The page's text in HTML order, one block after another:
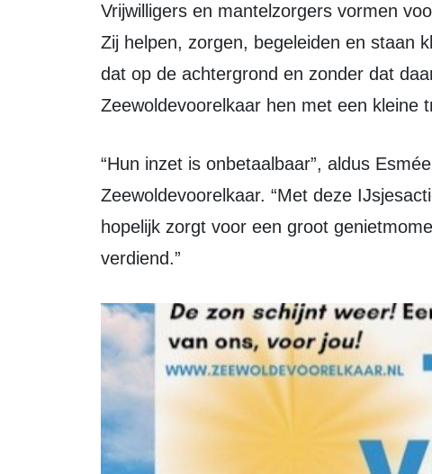
Vrijwilligers en mantelzorgers vormen voor veel inwoners een belangrijke steun.
Zij helpen, zorgen, begeleiden en staan
dat op de achtergrond en zonder dat
Zeewoldevoorelkaar hen met een kleine
“Hun inzet is onbetaalbaar”, aldus Esmée de Vries van het team
Zeewoldevoorelkaar. “Met deze
hopelijk zorgt voor een groot
verdiend.”